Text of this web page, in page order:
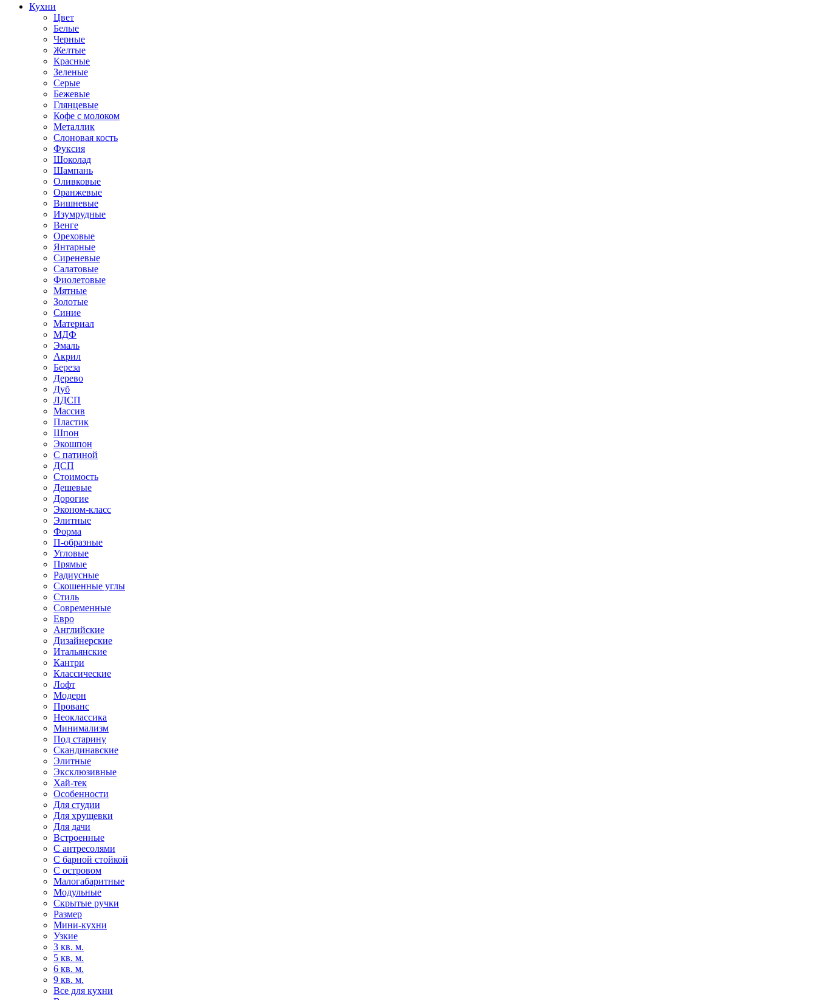
Кухни
Цвет
Белые
Черные
Желтые
Красные
Зеленые
Серые
Бежевые
Глянцевые
Кофе с молоком
Металлик
Слоновая кость
Фуксия
Шоколад
Шампань
Оливковые
Оранжевые
Вишневые
Изумрудные
Венге
Ореховые
Янтарные
Сиреневые
Салатовые
Фиолетовые
Мятные
Золотые
Синие
Материал
МДФ
Эмаль
Акрил
Береза
Дерево
Дуб
ЛДСП
Массив
Пластик
Шпон
Экошпон
С патиной
ДСП
Стоимость
Дешевые
Дорогие
Эконом-класс
Элитные
Форма
П-образные
Угловые
Прямые
Радиусные
Скошенные углы
Стиль
Современные
Евро
Английские
Дизайнерские
Итальянские
Кантри
Классические
Лофт
Модерн
Прованс
Неоклассика
Минимализм
Под старину
Скандинавские
Элитные
Эксклюзивные
Хай-тек
Особенности
Для студии
Для хрущевки
Для дачи
Встроенные
С антресолями
С барной стойкой
С островом
Малогабаритные
Модульные
Скрытые ручки
Размер
Мини-кухни
Узкие
3 кв. м.
5 кв. м.
6 кв. м.
9 кв. м.
Все для кухни